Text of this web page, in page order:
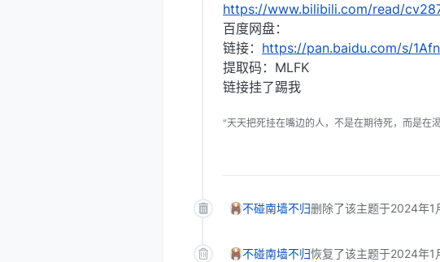
https://www.bilibili.com/read/
百度网盘：
链接： https://pan.baidu.com/s/
提取码：MLFK
链接挂了踢我
“天天把死挂在嘴边的人，不是在期待死，而是在
不碰南墙不归删除了该主题于2024年1
不碰南墙不归恢复了该主题于2024年1